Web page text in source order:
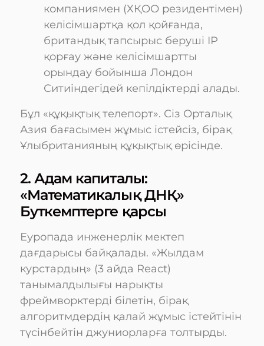
компаниямен (ХҚОО резидентімен)
келісімшартқа қол қойғанда,
британдық тапсырыс беруші IP
қорғау және келісімшартты
орындау бойынша Лондон
Ситиіндегідей кепілдіктерді алады.
Бұл «құқықтық телепорт». Сіз Орталық
Азия бағасымен жұмыс істейсіз, бірақ
Ұлыбританияның құқықтық өрісінде.
2. Адам капиталы:
«Математикалық ДНҚ»
Буткемптерге қарсы
Еуропада инженерлік мектеп
дағдарысы байқалады. «Жылдам
курстардың» (3 айда React)
танымалдылығы нарықты
фреймворктерді білетін, бірақ
алгоритмдердің қалай жұмыс істейтінін
түсінбейтін джуниорларға толтырды.